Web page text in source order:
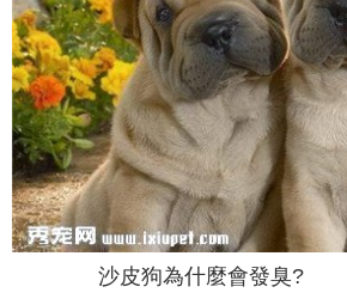
沙皮狗為什麼會發臭?